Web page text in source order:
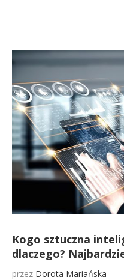
Kogo sztuczna
dlaczego?
przez Dorota Mariańska